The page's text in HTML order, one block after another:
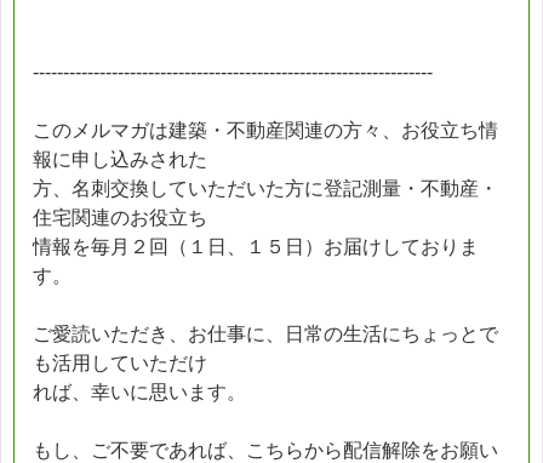
------------------------------------------------------------------
このメルマガは建築・不動産関連の方々、お役立ち情
報に申し込みされた
方、名刺交換していただいた方に登記測量・不動産・
住宅関連のお役立ち
情報を毎月２回（１日、１５日）お届けしておりま
す。
ご愛読いただき、お仕事に、日常の生活にちょっとで
も活用していただけ
れば、幸いに思います。
もし、ご不要であれば、こちらから配信解除をお願い